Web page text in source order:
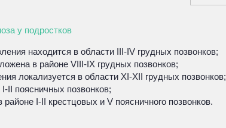
у подростков
находится в области III-IV грудных позвонков;
в районе VIII-IX грудных позвонков;
локализуется в области XI-XII грудных позвонков;
II поясничных позвонков;
I-II крестцовых и V поясничного позвонков.